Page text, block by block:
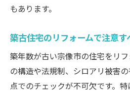
もあります。
築古住宅のリフォームで注意す
築年数が古い宗像市の住宅をリ
の構造や法規制、シロアリ被害
点でのチェックが不可欠です。